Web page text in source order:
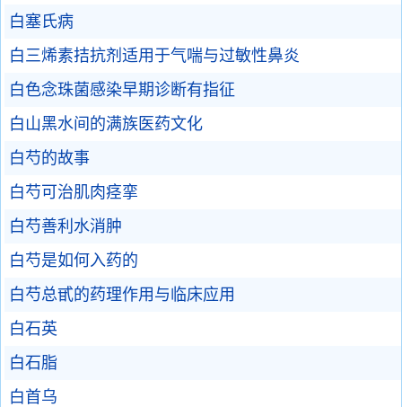
白塞氏病
白三烯素拮抗剂适用于气喘与过敏性鼻炎
白色念珠菌感染早期诊断有指征
白山黑水间的满族医药文化
白芍的故事
白芍可治肌肉痉挛
白芍善利水消肿
白芍是如何入药的
白芍总甙的药理作用与临床应用
白石英
白石脂
白首乌